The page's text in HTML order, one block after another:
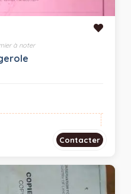
à noter
Contacter